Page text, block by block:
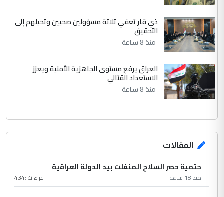
ذي قار تعفي ثلاثة مسؤولين صحيين وتحيلهم إلى
التحقيق
منذ 8 ساعة
العراق يرفع مستوى الجاهزية الأمنية ويعزز
الاستعداد القتالي
منذ 8 ساعة
المقالات
حتمية حصر السلاح المنفلت بيد الدولة العراقية
منذ 18 ساعة قراءات :434